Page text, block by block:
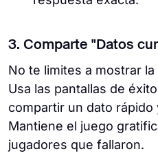
3. Comparte "Datos
No te limites a mostrar
Usa las pantallas de
compartir un dato
Mantiene el juego
jugadores que fallaron.